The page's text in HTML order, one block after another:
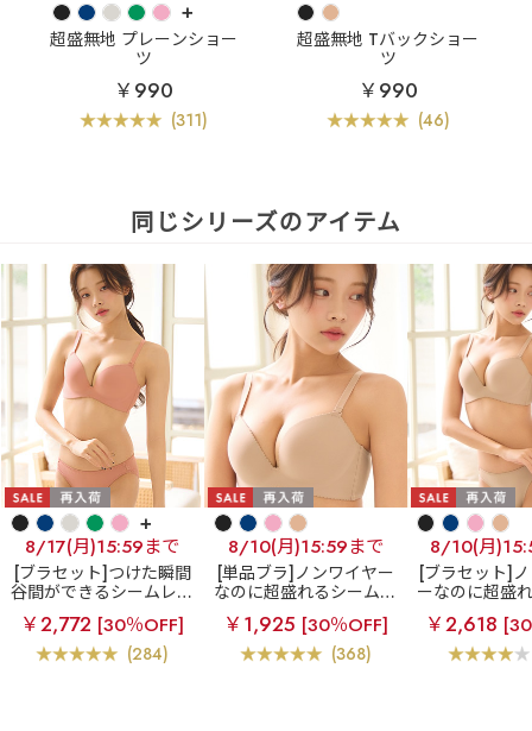
+
超盛無地 プレーンショー
ツ
￥990
(311)
超盛無地 Tバックショー
ツ
￥990
(46)
同じシリーズのアイテム
+
8/17(月)15:59まで
[ブラセット]つけた瞬間
谷間ができるシームレス
ブラ
超盛ブラ(R) シー
ムレス ブラジャー&ショ
ーツ
￥2,772 [30％OFF]
(284)
8/10(月)15:59まで
[単品ブラ]ノンワイヤー
なのに超盛れるシームレ
スブラ
【WEB限定】ノ
ンワイヤー 超盛ブラ(R)
シームレス 単品ブラジャ
ー
￥1,925 [30％OFF]
(368)
8/10(月
[ブラセット]
ーなのに超盛
レスブラ
【
ノンワイヤー
(R) シームレ
ー&ショ
￥2,618